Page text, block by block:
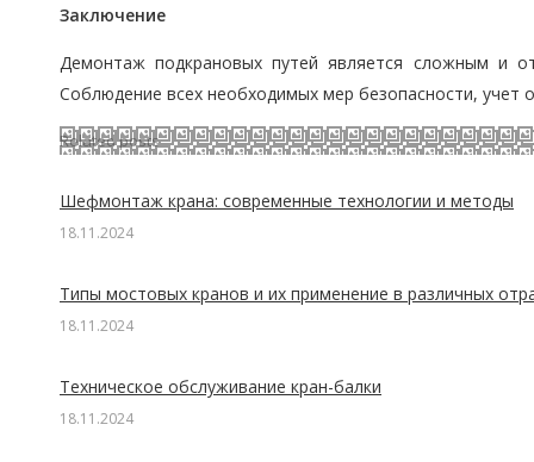
Заключение
Демонтаж подкрановых путей является сложным и
Соблюдение всех необходимых мер безопасности, учет
Related posts
Шефмонтаж крана: современные технологии и методы
18.11.2024
Типы мостовых кранов и их применение в различных
18.11.2024
Техническое обслуживание кран-балки
18.11.2024